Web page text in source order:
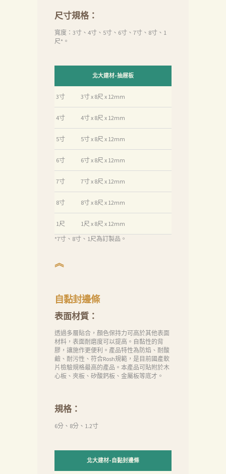
尺寸規格：
寬度：3寸、4寸、5寸、6寸、7寸、8寸、1
尺*。
北大建材-抽屜板
3寸 3寸 x 8尺 x 12mm
4寸 4寸 x 8尺 x 12mm
5寸 5寸 x 8尺 x 12mm
6寸 6寸 x 8尺 x 12mm
7寸 7寸 x 8尺 x 12mm
8寸 8寸 x 8尺 x 12mm
1尺
1尺 x 8尺 x 12mm
*7寸、8寸、1尺為訂製品。
︽
自黏封邊條
表面材質：
透過多層貼合，顏色保持力可高於其他表面
材料，表面耐磨度可以提高。自黏性的背
膠，讓施作更便利。產品特性為防焰、耐酸
鹼、耐污性、符合Rosh規範，是目前國產軟
片檢驗規格最高的產品。本產品可貼附於木
心板、夾板、矽酸鈣板、金屬板等底才。
規格：
6分、8分、1.2寸
北大建材-自黏封邊條